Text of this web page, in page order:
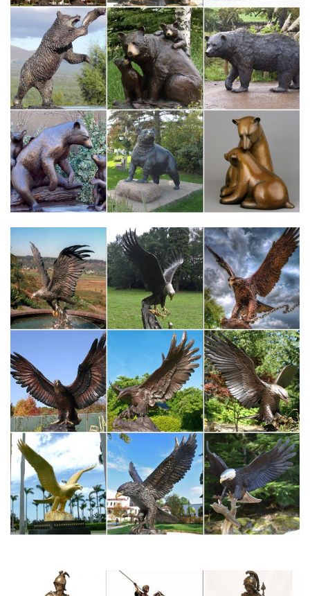
года.Подписаться на новые лоты в разделе Антиквариат и
Искусство, по запросу «статуэтка бронза», с меткой.
Скульптура малых форм – статуэтки – Презентация 181206-14
Скульптура малых форм – статуэтки. Слайд 14 из презентации
«Виды изобразительного искусства». Размеры: 720 х 540
пикселей, формат: .jpg.Пластическое изобразительное
искусство. Виды пластических искусств.
Статуэтки собак из бронзы. Товары и услуги компании
"Галерея…"
Статуэтки собак из бронзы. по порядку по росту цены по
снижению цены по новизне. в виде галереив виде списка. НГ9.
Фигурка Чау-чау. 300 руб. В наличии. Купить. Перезвоните
мнеОставьте свой номер телефона и представитель компании
свяжется с вами.
Купить художественное литье статуэтки в России — «ПСП»
Личности МВД Министерство обороны Мифы и сказки МЧС
Новый год 2018 Профессии Религия Силовые ведомства
Символ Нового года Спорт ФСБ и Граница ФСИН.Купить.
Статуэтка Школьный звонок 7.1.160.
НПО ОСТИ Наградные статуэтки и фигуры на постаментах…
Боевые искусства.Фигурки Статуэтки без постамента. Станки
для изготовления значков. Лучшая цена.спорт Регби Символы
победы Собаководство Спортивная рыбалка Стрельба Танцы
Творческие конкурсы Теннис Фигурное катание Футбол Хоккей
Шахматы Школа, ВУЗ.
Подробно Искусства – Купить Подробно Искусства недорого
из…
Смотреть подробно искусства Цена Тенденция на
Aliexpress.com.Высокое Качество Собака живопись на холсте
Деталь Йоркширский Терьер от Евгении Graff (мадам Пол) by
Клод Моне Ручная роспись.Палитры. Статуэтки и Миниатюры.